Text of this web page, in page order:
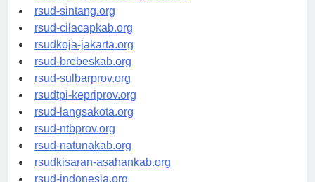
rsudrtnotopuro-sidoarjokab.org
rsud-sintang.org
rsud-cilacapkab.org
rsudkoja-jakarta.org
rsud-brebeskab.org
rsud-sulbarprov.org
rsudtpi-kepriprov.org
rsud-langsakota.org
rsud-ntbprov.org
rsud-natunakab.org
rsudkisaran-asahankab.org